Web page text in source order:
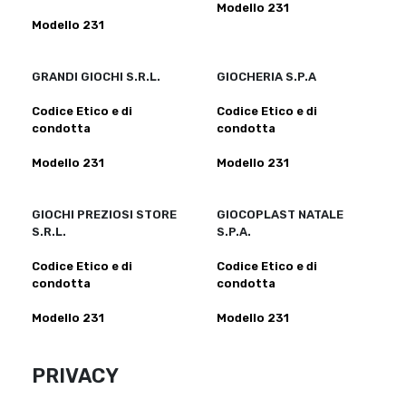
Modello 231
Modello 231
GRANDI GIOCHI S.R.L.
Codice Etico e di
condotta
Modello 231
GIOCHERIA S.P.A
Codice Etico e di
condotta
Modello 231
GIOCHI PREZIOSI STORE
S.R.L.
Codice Etico e di
condotta
Modello 231
GIOCOPLAST NATALE
S.P.A.
Codice Etico e di
condotta
Modello 231
PRIVACY